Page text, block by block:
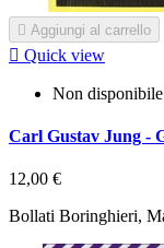
 Aggiungi al carrello
 Quick view
Non disponibile
Carl Gustav Jung -
12,00 €
Bollati Boringhieri,